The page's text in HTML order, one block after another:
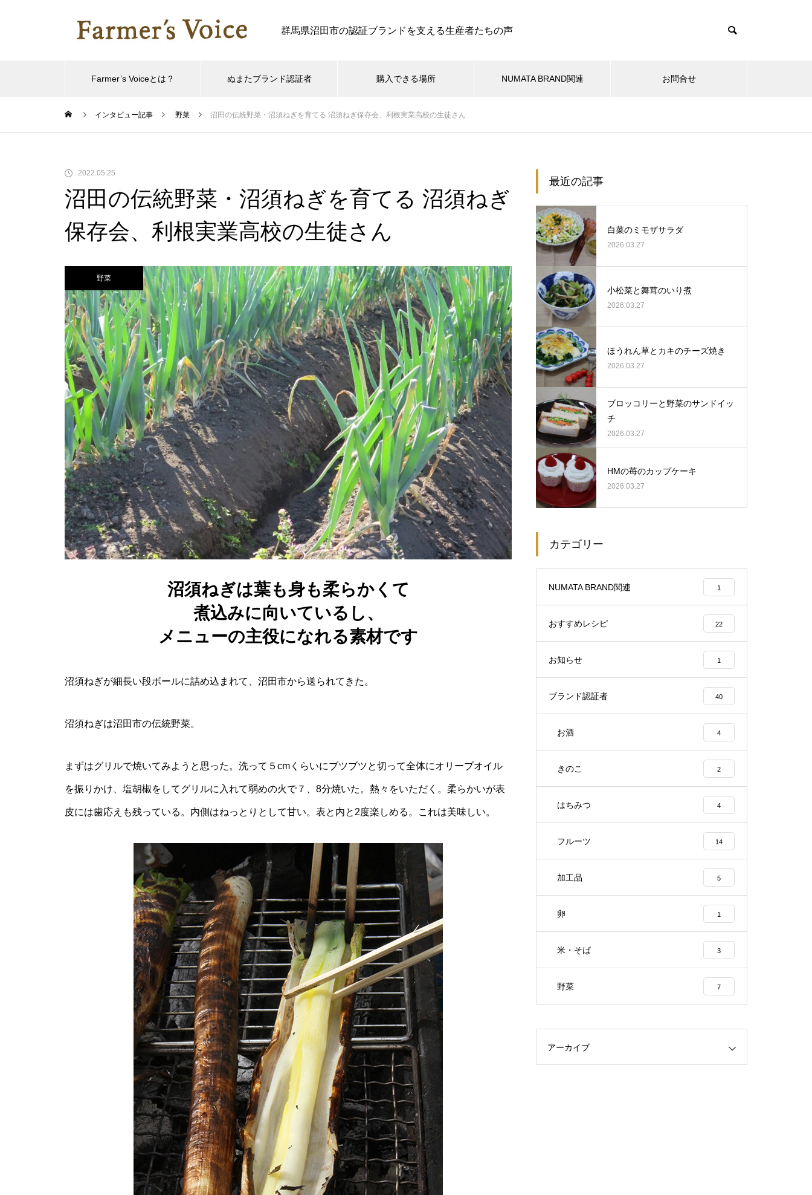
群馬県沼田市の認証ブランドを支える生産者たちの声
Farmer’s Voiceとは？ ぬまたブランド認証者 購入できる場所 NUMATA BRAND関連 お問合せ
野菜 フルーツ 米・そば きのこ はちみつ
作り続ける 中條綾子さん
高校の生徒さん
天狗印枝豆の高価値をつくる 塩
野昌彦さん（塩野商店）
を作っている 笛田一男さん（笛
田農園）
窒素成分は100%有機質肥料を
使用している 吉野浩造さん
９月のトマトが一番美味しいと
言うトマト・アーティスト 新井
英伺さん（いのもと園）
こんにゃく、ぶどう、そば、わ
さび、そして。チャレンジを続
ける求道者 宮田優一さん（宮
田農園）
紀の川柿にヒントを得て 茂木隆
正さん（小さな柿園）
時代に合わせた栽培と販売を心
がけている滝澤祐太さん（滝沢
りんご園）
６年前からあんぽ柿を作ってい
樹上完熟を基本としたりんごの
栽培 角田暢一さん（孝道りんご
る 斎藤弘美さん（香里園）
大きく、美味しく、美しくがモ
予約制のフルーツ園３代目 齋藤
こだわる 左部正一郎さん（味
園）
る 原田俊祐さん（原田農園）
ボケないために定年後に始めた
農園 林孝俟さん（林ブルーベ
てて 農に向き合う起業家 星野
健一さん（夢すかい）
藤井美智男さん（ふじの輪組そ
ば）
束ねる庭野正幸さん（稲姫ファ
ーム）
山の朝霧のイメージできのこを
栽培 木内克也さん（沼田きのこ
園）
林業技能作業士としての誇りを
胸に 金子美代次さん（おいがみ
舞茸園）
本物の味と品質を届ける 小野大
介さん（小野養蜂場）
極力はちみつには手を加えない
小林豊さん（小林養蜂園）
創業70年越。純度100%の蜂蜜
をお届けする近藤みゆきさん
（坂井養蜂場）
インタビュー記事 野菜 沼田の伝統野菜・沼須ねぎを育てる 沼須ねぎ保存会、利根実業高校の生徒さん
2022.05.25
沼田の伝統野菜・沼須ねぎを育てる 沼須ねぎ
保存会、利根実業高校の生徒さん
野菜
沼須ねぎは葉も身も柔らかくて
煮込みに向いているし、
メニューの主役になれる素材です
沼須ねぎが細長い段ボールに詰め込まれて、沼田市から送られてきた。
沼須ねぎは沼田市の伝統野菜。
まずはグリルで焼いてみようと思った。洗って５cmくらいにブツブツと切って全体にオリーブオイル
を振りかけ、塩胡椒をしてグリルに入れて弱めの火で７、8分焼いた。熱々をいただく。柔らかいが表
皮には歯応えも残っている。内側はねっとりとして甘い。表と内と2度楽しめる。これは美味しい。
最近の記事
白菜のミモザサラダ
2026.03.27
小松菜と舞茸のいり煮
2026.03.27
ほうれん草とカキのチーズ焼き
2026.03.27
ブロッコリーと野菜のサンドイッ
チ
2026.03.27
HMの苺のカップケーキ
2026.03.27
カテゴリー
NUMATA BRAND関連 1
おすすめレシピ 22
お知らせ 1
ブランド認証者 40
お酒 4
きのこ 2
はちみつ 4
フルーツ 14
加工品 5
卵 1
米・そば 3
野菜 7
アーカイブ